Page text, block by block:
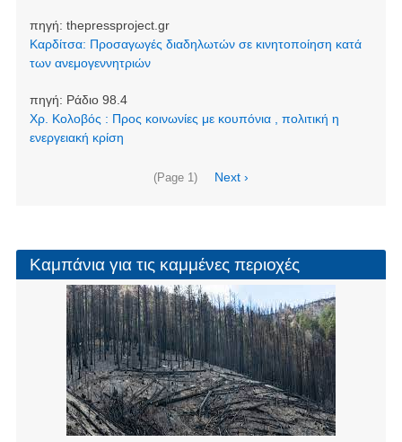
πηγή: thepressproject.gr
Καρδίτσα: Προσαγωγές διαδηλωτών σε κινητοποίηση κατά
των ανεμογεννητριών
πηγή: Ράδιο 98.4
Χρ. Κολοβός : Προς κοινωνίες με κουπόνια , πολιτική η
ενεργειακή κρίση
(Page 1)
Next
Next ›
Καμπάνια για τις καμμένες περιοχές